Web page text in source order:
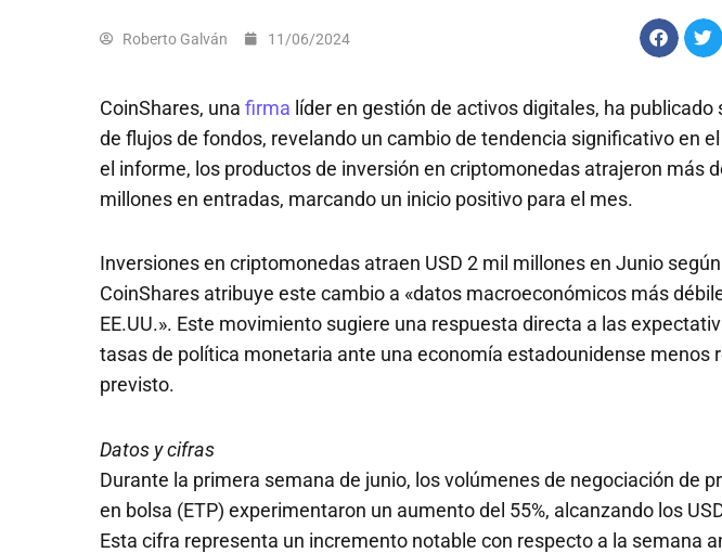
Roberto Galván 11/06/2024
CoinShares, una firma líder en gestión de activos digitales, ha publicado
de flujos de fondos, revelando un cambio de tendencia significativo en
el informe, los productos de inversión en criptomonedas atrajeron más
millones en entradas, marcando un inicio positivo para el mes.
Inversiones en criptomonedas atraen USD 2 mil millones en Junio
CoinShares atribuye este cambio a «datos macroeconómicos más
EE.UU.». Este movimiento sugiere una respuesta directa a las
tasas de política monetaria ante una economía estadounidense menos
previsto.
Datos y cifras
Durante la primera semana de junio, los volúmenes de negociación de
en bolsa (ETP) experimentaron un aumento del 55%, alcanzando los
Esta cifra representa un incremento notable con respecto a la semana